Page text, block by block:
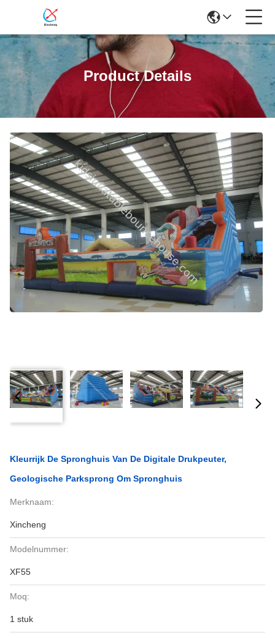
Product Details
Kleurrijk De Spronghuis Van De Digitale Drukpeuter,
Geologische Parksprong Om Spronghuis
Merknaam:
Xincheng
Modelnummer:
XF55
Moq:
1 stuk